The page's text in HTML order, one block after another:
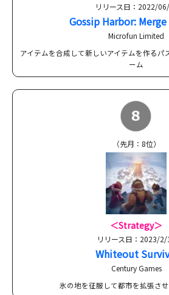
リリース日：2022/
Gossip Harbor:
Microfun Limited
アイテムを合成して新しいアイテムを作るパ
ーム
（先月：8位）
＜Strategy＞
リリース日：2023/2/
Whiteout
Century Games
氷の地を征服して都市を拡張さ